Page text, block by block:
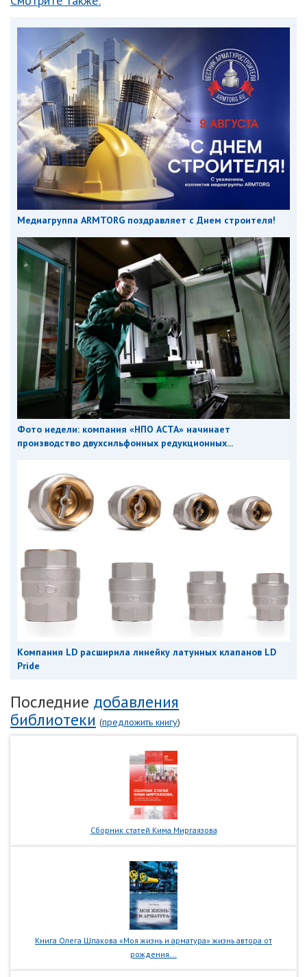
Медиагруппа ARMTORG поздравляет с Днем строителя!
Фото недели: компания «НПО АСТА» начинает
производство двухсильфонных редукционных...
Компания LD расширила линейку латунных клапанов LD
Pride
Последние добавления
библиотеки (предложить книгу)
Сборник статей Кима Миргаязова
Книга Олега Шпакова «Моя жизнь и арматура» жизнь автора от
рождения...